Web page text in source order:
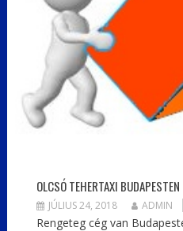
OLCSÓ TEHERTAXI BUDAPESTEN
JÚLIUS 24, 2018 ADMIN
Rengeteg cég van